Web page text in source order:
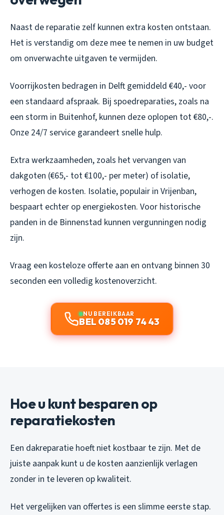
Naast de reparatie zelf kunnen extra kosten ontstaan.
Het is verstandig om deze mee te nemen in uw budget
om onverwachte uitgaven te vermijden.
Voorrijkosten bedragen in Delft gemiddeld €40,- voor
een standaard afspraak. Bij spoedreparaties, zoals na
een storm in Buitenhof, kunnen deze oplopen tot €80,-.
Onze 24/7 service garandeert snelle hulp.
Extra werkzaamheden, zoals het vervangen van
dakgoten (€65,- tot €100,- per meter) of isolatie,
verhogen de kosten. Isolatie, populair in Vrijenban,
bespaart echter op energiekosten. Voor historische
panden in de Binnenstad kunnen vergunningen nodig
zijn.
Vraag een kosteloze offerte aan en ontvang binnen 30
seconden een volledig kostenoverzicht.
NU BEREIKBAAR
BEL 085 019 74 43
Hoe u kunt besparen op
reparatiekosten
Een dakreparatie hoeft niet kostbaar te zijn. Met de
juiste aanpak kunt u de kosten aanzienlijk verlagen
zonder in te leveren op kwaliteit.
Het vergelijken van offertes is een slimme eerste stap.